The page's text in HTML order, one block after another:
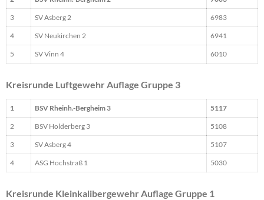
3 SV Asberg 2 6983
4 SV Neukirchen 2 6941
5 SV Vinn 4 6010
Kreisrunde Luftgewehr Auflage Gruppe 3
1 BSV Rheinh.-Bergheim 3 5117
2 BSV Holderberg 3 5108
3 SV Asberg 4 5107
4 ASG Hochstraß 1 5030
Kreisrunde Kleinkalibergewehr Auflage Gruppe 1